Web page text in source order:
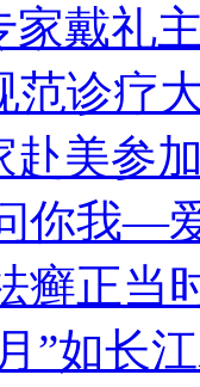
戴礼
范诊疗
赴美参
你我—
癣正当
”如长